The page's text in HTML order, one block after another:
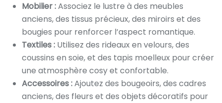
Mobilier :Associez le lustre à des meubles
anciens, des tissus précieux, des miroirs et des
bougies pour renforcer l’aspect romantique.
Textiles : Utilisez des rideaux en velours, des
coussins en soie, et des tapis moelleux pour créer
une atmosphère cosy et confortable.
Accessoires :Ajoutez des bougeoirs, des cadres
anciens, des fleurs et des objets décoratifs pour